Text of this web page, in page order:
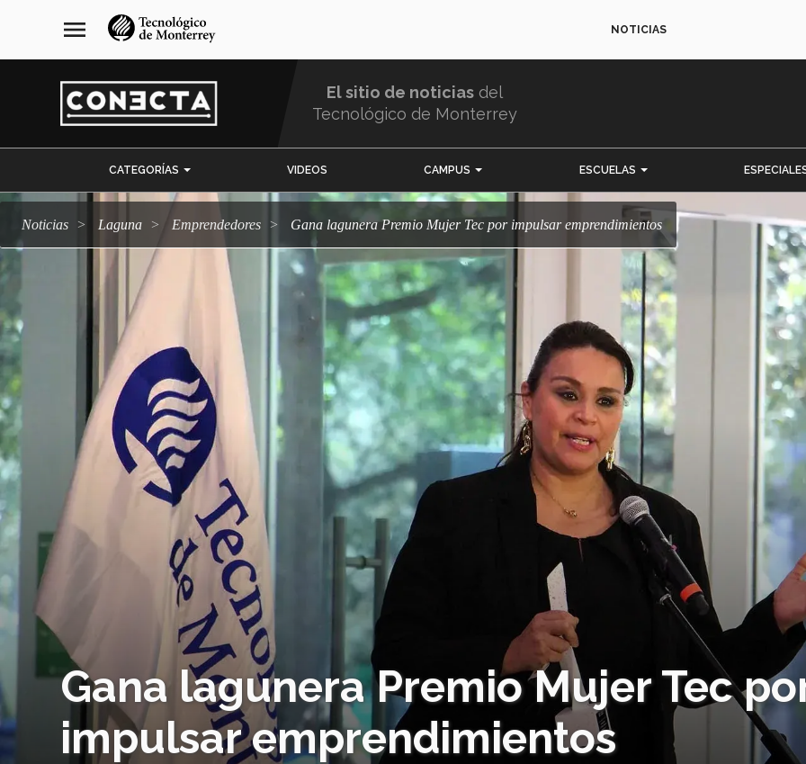
navegación
principal
menu NOTICIAS
El sitio de noticias del
Tecnológico de Monterrey
CATEGORÍAS VIDEOS CAMPUS ESCUELAS
Noticias Laguna emprendedores Gana lagunera Premio Mujer Tec por impulsar emprendimientos
Gana lagunera Premio Mujer Tec
impulsar emprendimientos